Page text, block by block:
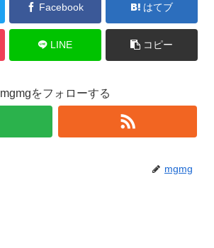
Facebook はてブ
LINE コピー
mgmgをフォローする
mgmg